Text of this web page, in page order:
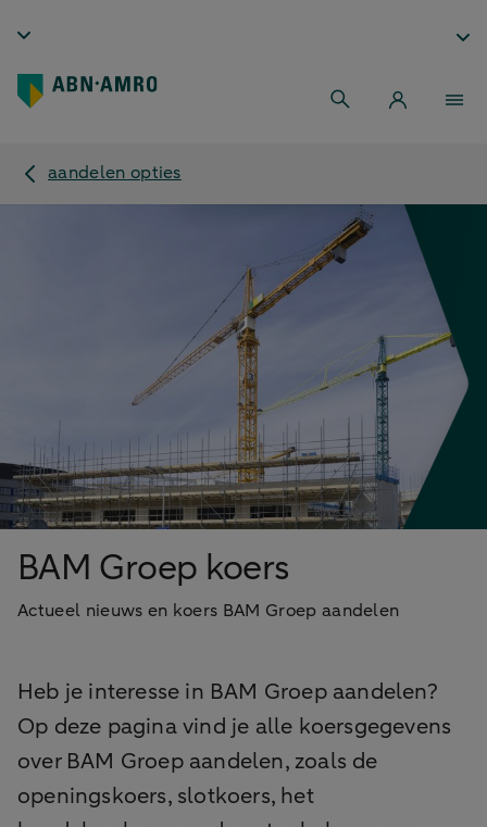
aandelen opties
BAM Groep koers
Actueel nieuws en koers BAM Groep aandelen
Heb je interesse in BAM Groep aandelen?
Op deze pagina vind je alle koersgegevens
over BAM Groep aandelen, zoals de
openingskoers, slotkoers, het